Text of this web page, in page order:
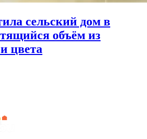
сельский дом в
объём из
цвета